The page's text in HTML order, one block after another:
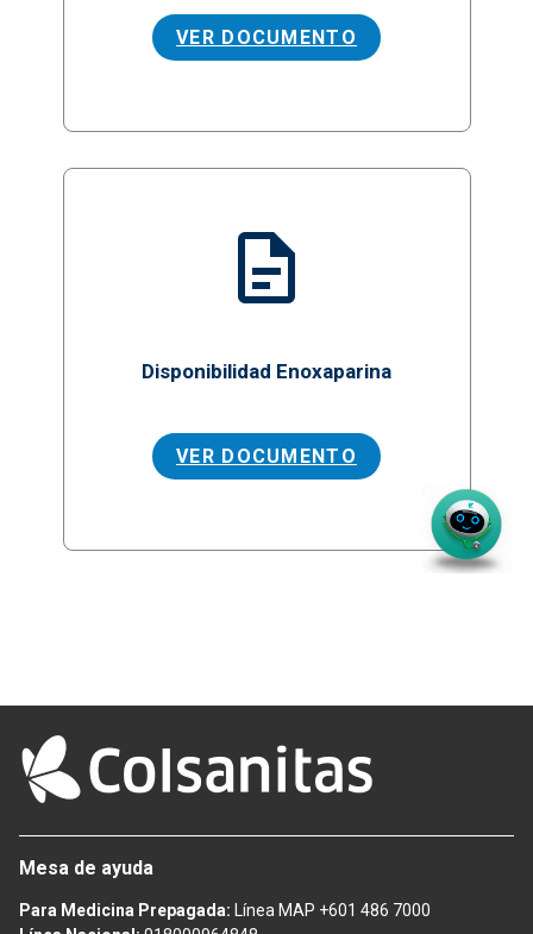
VER DOCUMENTO
Disponibilidad Enoxaparina
VER DOCUMENTO
Mesa de ayuda
Para Medicina Prepagada: Línea MAP +601 486 7000